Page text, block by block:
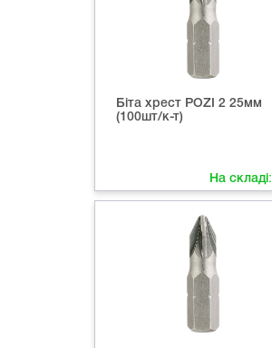
Біта хрест POZI 2 25мм
(100шт/к-т)
На складі: